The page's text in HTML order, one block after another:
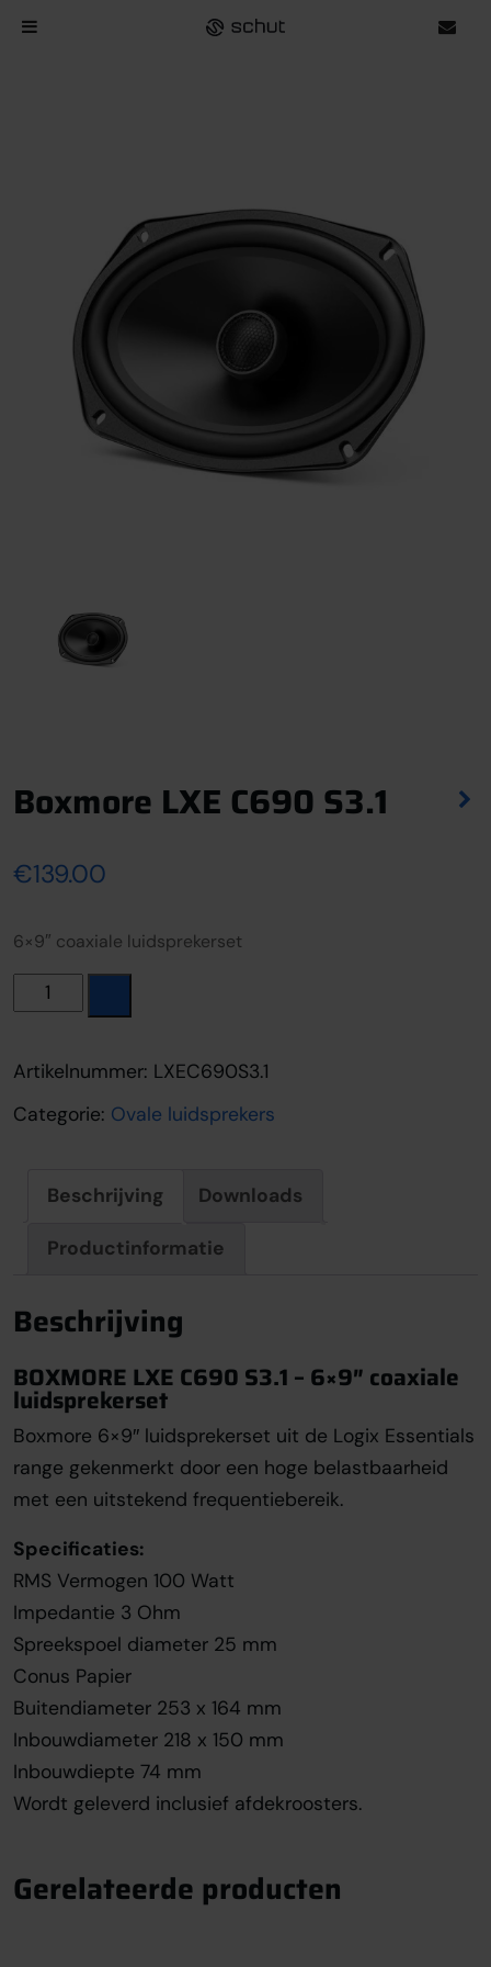
Boxmore LXE C690 S3.1
€139.00
6×9″ coaxiale luidsprekerset
Boxmore LXE C690 S3.1 aantal
Artikelnummer: LXEC690S3.1
Categorie: Ovale luidsprekers
Beschrijving Downloads
Productinformatie
Beschrijving
BOXMORE LXE C690 S3.1 – 6×9″ coaxiale
luidsprekerset
Boxmore 6×9″ luidsprekerset uit de Logix Essentials
range gekenmerkt door een hoge belastbaarheid
met een uitstekend frequentiebereik.
Specificaties:
RMS Vermogen 100 Watt
Impedantie 3 Ohm
Spreekspoel diameter 25 mm
Conus Papier
Buitendiameter 253 x 164 mm
Inbouwdiameter 218 x 150 mm
Inbouwdiepte 74 mm
Wordt geleverd inclusief afdekroosters.
Gerelateerde producten